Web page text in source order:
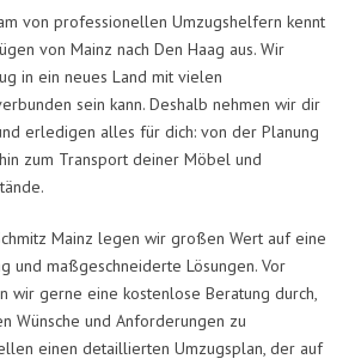
von professionellen Umzugshelfern kennt
von Mainz nach Den Haag aus. Wir
in ein neues Land mit vielen
sein kann. Deshalb nehmen wir dir
erledigen alles für dich: von der Planung
zum Transport deiner Möbel und
Mainz legen wir großen Wert auf eine
und maßgeschneiderte Lösungen. Vor
wir gerne eine kostenlose Beratung durch,
Wünsche und Anforderungen zu
einen detaillierten Umzugsplan, der auf